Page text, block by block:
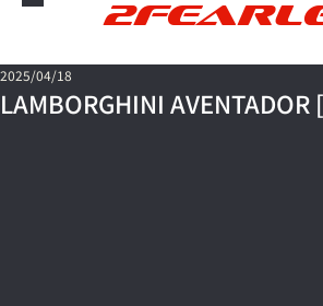
2025/04/18
LAMBORGHINI AVENTADOR